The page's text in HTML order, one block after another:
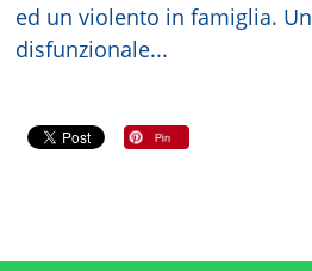
ed un violento in famiglia.
disfunzionale...